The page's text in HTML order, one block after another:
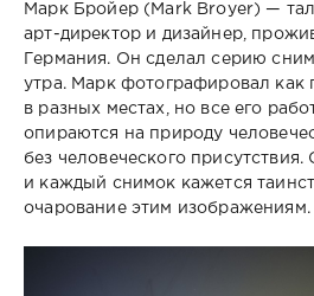
Марк Бройер (Mark Broyer) —
арт-директор и дизайнер,
Германия. Он сделал серию
утра. Марк фотографировал как
в разных местах, но все его
опираются на природу
без человеческого
и каждый снимок кажется
очарование этим изображениям.